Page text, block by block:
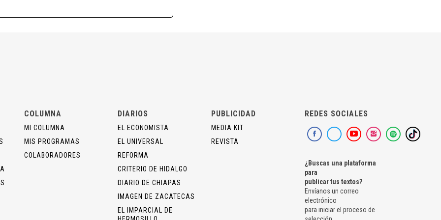
COLUMNA
MI COLUMNA
MIS PROGRAMAS
COLABORADORES
DIARIOS
EL ECONOMISTA
EL UNIVERSAL
REFORMA
CRITERIO DE HIDALGO
DIARIO DE CHIAPAS
IMAGEN DE ZACATECAS
EL IMPARCIAL DE
PUBLICIDAD
MEDIA KIT
REVISTA
REDES SOCIALES
¿Buscas una plataforma
para
publicar tus textos?
Envíanos un correo
electrónico
para iniciar el proceso de